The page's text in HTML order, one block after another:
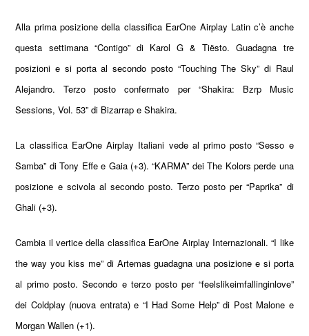
Alla prima posizione della classifica EarOne Airplay Latin c’è anche
questa settimana “Contigo” di Karol G & Tiësto. Guadagna tre
posizioni e si porta al secondo posto “Touching The Sky” di Raul
Alejandro. Terzo posto confermato per “Shakira: Bzrp Music
Sessions, Vol. 53” di Bizarrap e Shakira.
La classifica EarOne Airplay Italiani vede al primo posto “Sesso e
Samba” di Tony Effe e Gaia (+3). “KARMA” dei The Kolors perde una
posizione e scivola al secondo posto. Terzo posto per “Paprika” di
Ghali (+3).
Cambia il vertice della classifica EarOne Airplay Internazionali.“I like
the way you kiss me” di Artemas guadagna una posizione e si porta
al primo posto. Secondo e terzo posto per “feelslikeimfallinginlove”
dei Coldplay (nuova entrata) e “I Had Some Help” di Post Malone e
Morgan Wallen (+1).